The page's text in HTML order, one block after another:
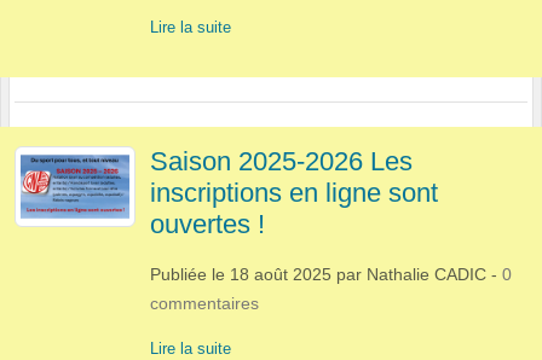
Lire la suite
Saison 2025-2026 Les
inscriptions en ligne sont
ouvertes !
Publiée le 18 août 2025 par Nathalie CADIC - 0
commentaires
Lire la suite